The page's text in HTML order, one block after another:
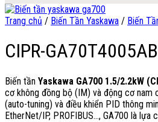
Trang chủ / Biến Tần Yaskawa / Biến
CIPR-
Biến tần Yaskawa GA700 1.5/2.2kW
cơ không đồng bộ (IM) và động cơ nam
(auto-tuning) và điều khiển PID thông
EtherNet/IP, PROFIBUS…, GA700 là